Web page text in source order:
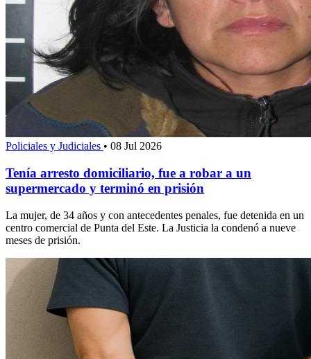
Policiales y Judiciales • 08 Jul 2026
Tenía arresto domiciliario, fue a robar a un
supermercado y terminó en prisión
La mujer, de 34 años y con antecedentes penales, fue detenida en un
centro comercial de Punta del Este. La Justicia la condenó a nueve
meses de prisión.